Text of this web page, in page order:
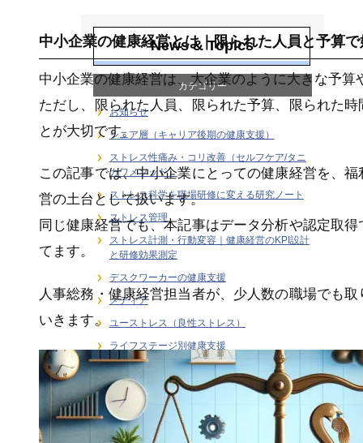
中小企業の健康経営とは｜限られた人員と予算
中小企業の健康経営は、大企業のように大きな予
ただし、限られた人員、限られた予算、限られた
とが大切です。
この記事では、中小企業にとっての健康経営を、
営の土台として扱います。
同じ健康経営でも、本記事はデータ分析や認定取
てます。
人事総務・健康経営担当者が、少人数の職場でも
いきます。
News & Topics
カテゴリー
お知らせ
シニア層（キャリア後期の健康支援）
ストレス性痛み・コリ改善（セルフケア/タニ
カワメソッド）
ストレス科学を職場研修に変える研究ノート
ストレス管理
ストレス計測・行動変容｜健康経営のKPI設計
と研修効果測定
デスクワーカーの健康支援
メディア
ユーストレス（良性ストレス）
ライフステージ別健康支援
ラインケア・管理職支援
介護・福祉職の感情労働ストレス
健康経営
健康経営戦略・KPI・エビデンス